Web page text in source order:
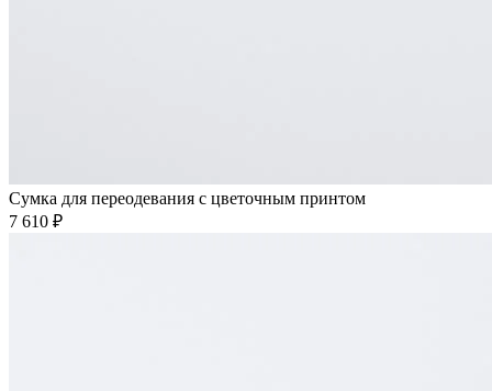
Сумка для переодевания с цветочным принтом
7 610 ₽